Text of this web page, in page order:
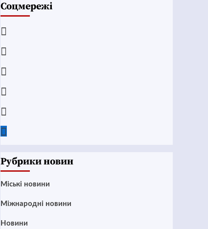
Соцмережі
Рубрики новин
Mіські новини
Міжнародні новини
Новини